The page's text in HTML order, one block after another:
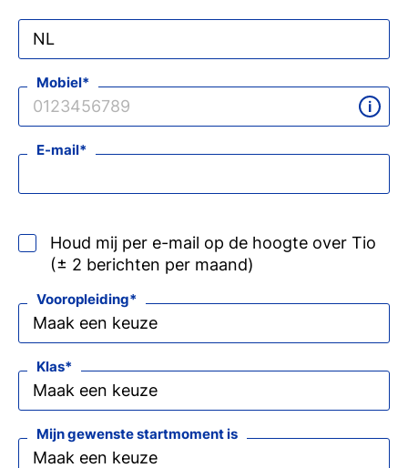
Mobiel
E-mail
Houd mij per e-mail op de hoogte over Tio
(± 2 berichten per maand)
Vooropleiding
Klas
Mijn gewenste startmoment is